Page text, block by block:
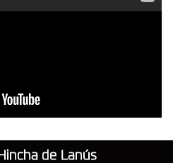
de Lanús